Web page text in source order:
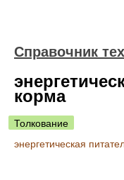
Справочник
корма
Толкование
энергетическая